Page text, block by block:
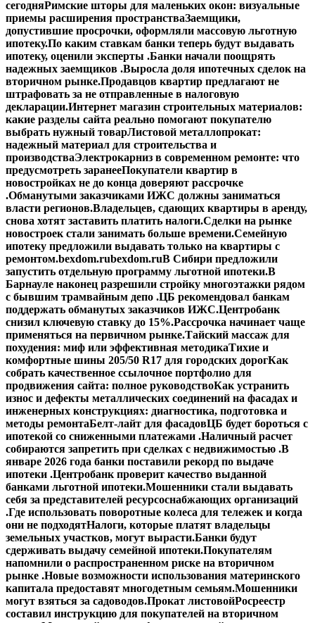
сегодняРимские шторы для маленьких окон: визуальные
приемы расширения пространстваЗаемщики,
допустившие просрочки, оформляли массовую льготную
ипотеку.По каким ставкам банки теперь будут выдавать
ипотеку, оценили эксперты .Банки начали поощрять
надежных заемщиков .Выросла доля ипотечных сделок на
вторичном рынке.Продавцов квартир предлагают не
штрафовать за не отправленные в налоговую
декларации.Интернет магазин строительных материалов:
какие разделы сайта реально помогают покупателю
выбрать нужный товарЛистовой металлопрокат:
надежный материал для строительства и
производстваЭлектрокарниз в современном ремонте: что
предусмотреть заранееПокупатели квартир в
новостройках не до конца доверяют рассрочке
.Обманутыми заказчиками ИЖС должны заниматься
власти регионов.Владельцев, сдающих квартиры в аренду,
снова хотят заставить платить налоги.Сделки на рынке
новостроек стали занимать больше времени.Семейную
ипотеку предложили выдавать только на квартиры с
ремонтом.bexdom.rubexdom.ruВ Сибири предложили
запустить отдельную программу льготной ипотеки.В
Барнауле наконец разрешили стройку многоэтажки рядом
с бывшим трамвайным депо .ЦБ рекомендовал банкам
поддержать обманутых заказчиков ИЖС.Центробанк
снизил ключевую ставку до 15%.Рассрочка начинает чаще
применяться на первичном рынке.Тайский массаж для
похудения: миф или эффективная методикаТихие и
комфортные шины 205/50 R17 для городских дорогКак
собрать качественное ссылочное портфолио для
продвижения сайта: полное руководствоКак устранить
износ и дефекты металлических соединений на фасадах и
инженерных конструкциях: диагностика, подготовка и
методы ремонтаБелт-лайт для фасадовЦБ будет бороться с
ипотекой со сниженными платежами .Наличный расчет
собираются запретить при сделках с недвижимостью .В
январе 2026 года банки поставили рекорд по выдаче
ипотеки .Центробанк проверит качество выданной
банками льготной ипотеки.Мошенники стали выдавать
себя за представителей ресурсоснабжающих организаций
.Где использовать поворотные колеса для тележек и когда
они не подходятНалоги, которые платят владельцы
земельных участков, могут вырасти.Банки будут
сдерживать выдачу семейной ипотеки.Покупателям
напомнили о распространенном риске на вторичном
рынке .Новые возможности использования материнского
капитала предоставят многодетным семьям.Мошенники
могут взяться за садоводов.Прокат листовойРосреестр
составил инструкцию для покупателей на вторичном